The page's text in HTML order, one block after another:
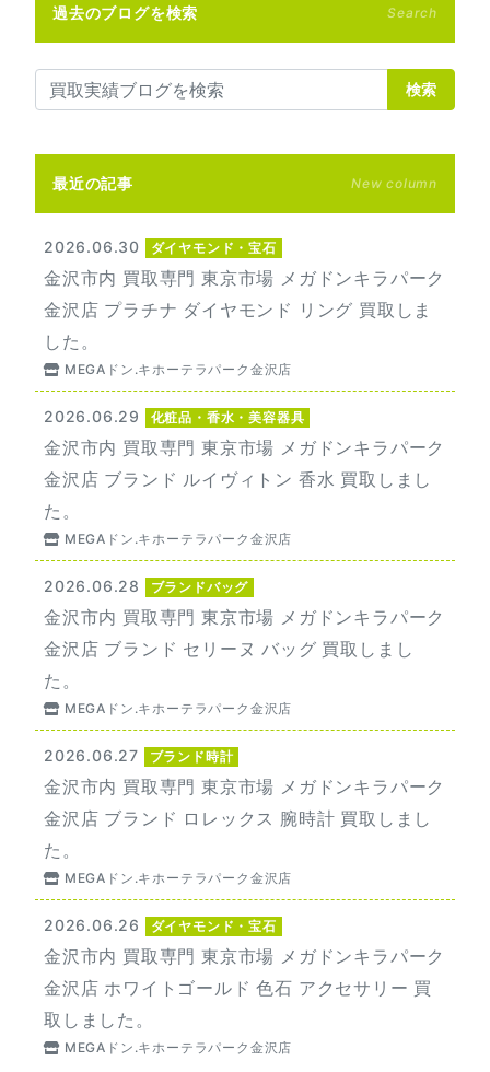
過去のブログを検索 Search
検索
最近の記事 New column
2026.06.30 ダイヤモンド・宝石
金沢市内 買取専門 東京市場 メガドンキラパーク
金沢店 プラチナ ダイヤモンド リング 買取しま
した。
MEGAドン.キホーテラパーク金沢店
2026.06.29 化粧品・香水・美容器具
金沢市内 買取専門 東京市場 メガドンキラパーク
金沢店 ブランド ルイヴィトン 香水 買取しまし
た。
MEGAドン.キホーテラパーク金沢店
2026.06.28 ブランドバッグ
金沢市内 買取専門 東京市場 メガドンキラパーク
金沢店 ブランド セリーヌ バッグ 買取しまし
た。
MEGAドン.キホーテラパーク金沢店
2026.06.27 ブランド時計
金沢市内 買取専門 東京市場 メガドンキラパーク
金沢店 ブランド ロレックス 腕時計 買取しまし
た。
MEGAドン.キホーテラパーク金沢店
2026.06.26 ダイヤモンド・宝石
金沢市内 買取専門 東京市場 メガドンキラパーク
金沢店 ホワイトゴールド 色石 アクセサリー 買
取しました。
MEGAドン.キホーテラパーク金沢店